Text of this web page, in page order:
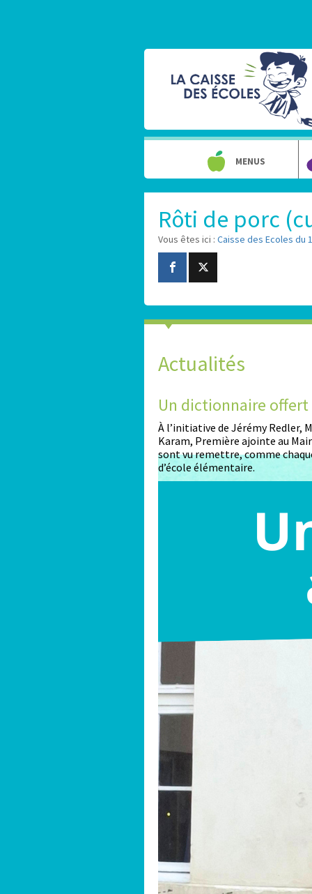
MENUS
Rôti de porc
Vous êtes ici : Caisse des Ecoles du
Actualités
Un dictionnaire offert
À l’initiative de Jérémy Redler,
Karam, Première ajointe au
sont vu remettre, comme
d’école élémentaire.